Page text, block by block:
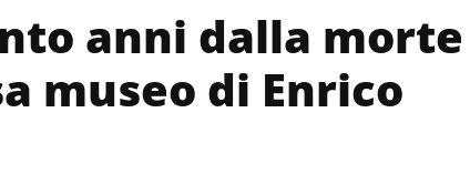
anni dalla morte
museo di Enrico